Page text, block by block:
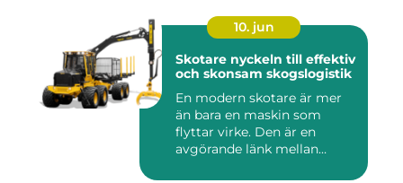
10. jun
Skotare nyckeln till effektiv
och skonsam skogslogistik
En modern skotare är mer
än bara en maskin som
flyttar virke. Den är en
avgörande länk mellan